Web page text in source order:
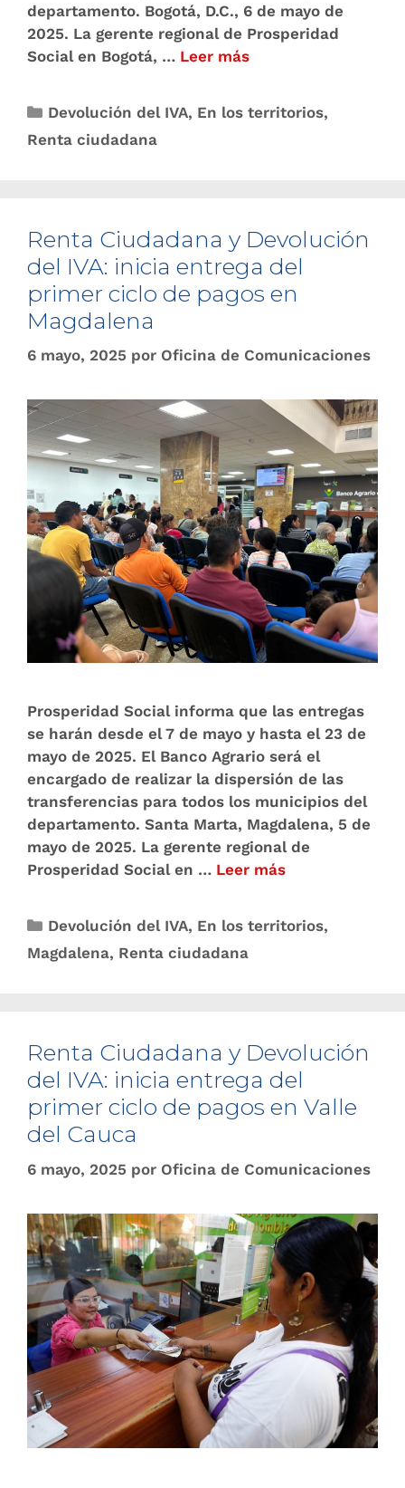
departamento. Bogotá, D.C., 6 de mayo de
2025. La gerente regional de Prosperidad
Social en Bogotá, … Leer más
Devolución del IVA, En los territorios,
Renta ciudadana
Renta Ciudadana y Devolución
del IVA: inicia entrega del
primer ciclo de pagos en
Magdalena
6 mayo, 2025 por Oficina de Comunicaciones
Prosperidad Social informa que las entregas
se harán desde el 7 de mayo y hasta el 23 de
mayo de 2025. El Banco Agrario será el
encargado de realizar la dispersión de las
transferencias para todos los municipios del
departamento. Santa Marta, Magdalena, 5 de
mayo de 2025. La gerente regional de
Prosperidad Social en … Leer más
Devolución del IVA, En los territorios,
Magdalena, Renta ciudadana
Renta Ciudadana y Devolución
del IVA: inicia entrega del
primer ciclo de pagos en Valle
del Cauca
6 mayo, 2025 por Oficina de Comunicaciones